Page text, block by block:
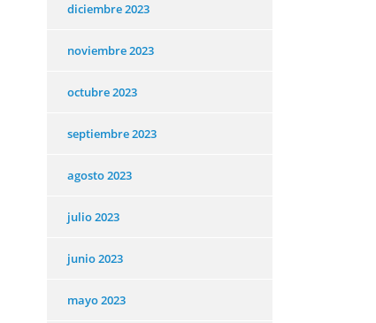
diciembre 2023
noviembre 2023
octubre 2023
septiembre 2023
agosto 2023
julio 2023
junio 2023
mayo 2023